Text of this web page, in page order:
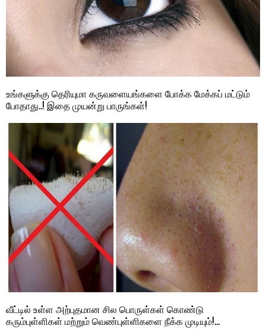
உங்களுக்கு தெரியுமா கருவளையங்களை போக்க மேக்கப் மட்டும்
போதாது..! இதை முயன்று பாருங்கள்!
வீட்டில் உள்ள அற்புதமான சில பொருள்கள் கொண்டு
கரும்புள்ளிகள் மற்றும் வெண்புள்ளிகளை நீக்க முடியும்!…